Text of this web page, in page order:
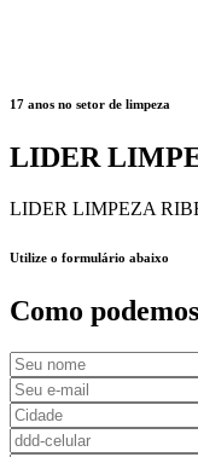
17 anos no setor de limpeza
LIDER
LIDER LIMPEZA
Utilize o formulário abaixo
Como